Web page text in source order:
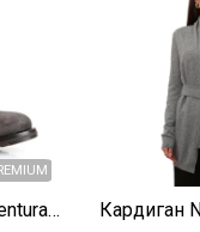
Ботинки Andrea Ventura Firenze K0488